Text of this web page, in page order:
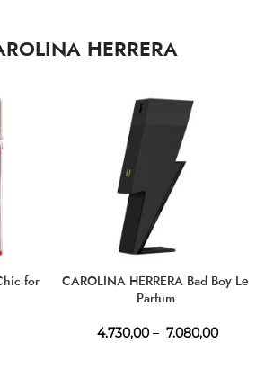
HERRERA
for
CAROLINA HERRERA Bad Boy Le
Parfum
4.730,00 – 7.080,00